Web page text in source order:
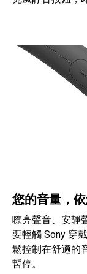
您的音量，
嘹亮聲音、安靜
要輕觸 Sony 穿
鬆控制在舒適的
暫停。